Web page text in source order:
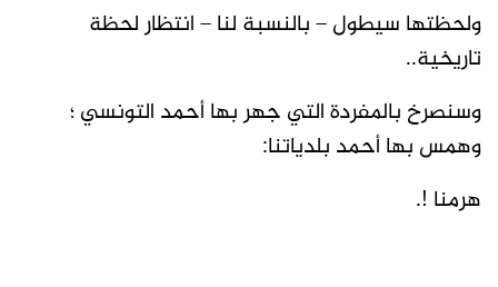
ولحظتها سيطول – بالنسبة لنا – انتظار لحظة
تاريخية..
وسنصرخ بالمفردة التي جهر بها أحمد التونسي ؛
وهمس بها أحمد بلدياتنا:
هرمنا !.